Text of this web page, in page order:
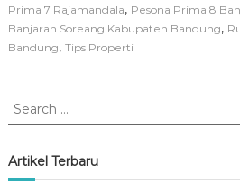
Prima 7 Rajamandala, Pesona Prima 8
Banjaran Soreang Kabupaten Bandung,
Bandung, Tips Properti
S
r
c
Artikel Terbaru